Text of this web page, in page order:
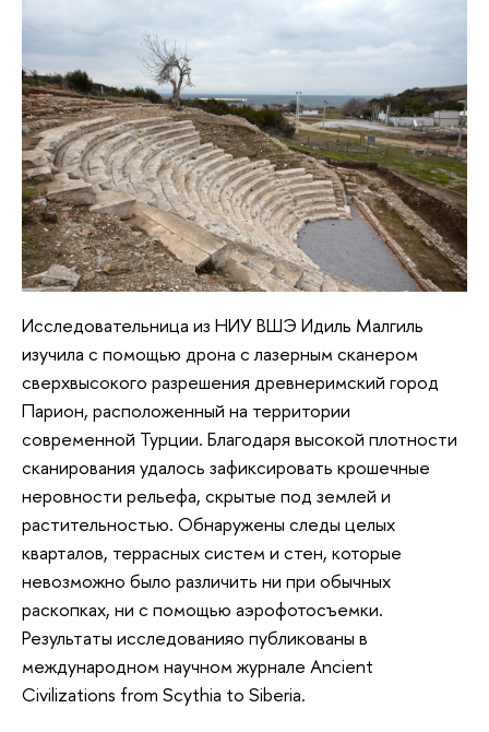
Исследовательница из НИУ ВШЭ Идиль Малгиль
изучила с помощью дрона с лазерным сканером
сверхвысокого разрешения древнеримский город
Парион, расположенный на территории
современной Турции. Благодаря высокой плотности
сканирования удалось зафиксировать крошечные
неровности рельефа, скрытые под землей и
растительностью. Обнаружены следы целых
кварталов, террасных систем и стен, которые
невозможно было различить ни при обычных
раскопках, ни с помощью аэрофотосъемки.
Результаты исследованияо публикованы в
международном научном журнале Ancient
Civilizations from Scythia to Siberia.